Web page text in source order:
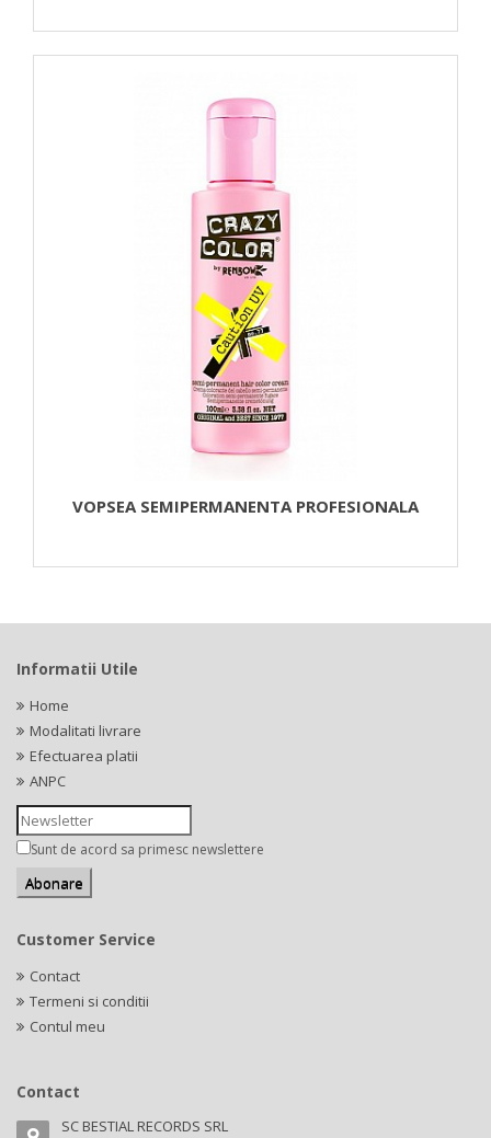
VOPSEA SEMIPERMANENTA PROFESIONALA
Informatii Utile
Home
Modalitati livrare
Efectuarea platii
ANPC
Sunt de acord sa primesc newslettere
Customer Service
Contact
Termeni si conditii
Contul meu
Contact
SC BESTIAL RECORDS SRL